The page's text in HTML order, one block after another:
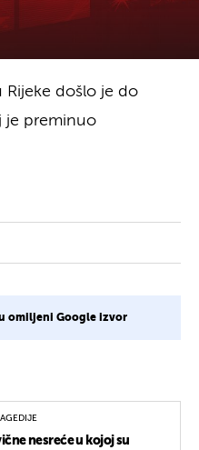
došlo je do
je preminuo
u omiljeni Google izvor
nesreće u kojoj su